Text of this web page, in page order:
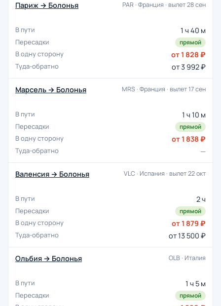
Париж → Болонья PAR · Франция · вылет 28 сен
1 ч 40 м
прямой
от 1 828 ₽
от 3 992 ₽
Марсель → Болонья MRS · Франция · вылет 17 сен
1 ч 10 м
прямой
от 1 838 ₽
—
Валенсия → Болонья VLC · Испания · вылет 22 окт
2 ч
прямой
от 1 879 ₽
от 13 500 ₽
Ольбия → Болонья OLB · Италия
1 ч 5 м
прямой